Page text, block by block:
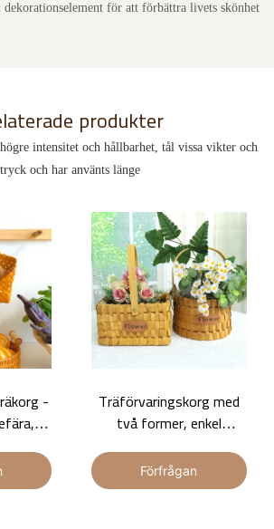
för att förbättra livets skönhet
produkter
intensitet och hållbarhet, tål vissa vikter och
tryck och har använts länge
-
Träförvaringskorg med
två former, enkel
blomkorg
Förfrågan